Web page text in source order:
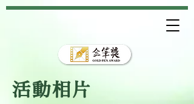
活動相片